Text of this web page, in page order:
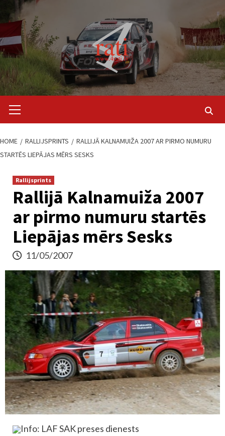
content
Menu
HOME RALLIJSPRINTS
RALLIJĀ KALNAMUIŽA 2007 AR PIRMO NUMURU
STARTĒS LIEPĀJAS MĒRS SESKS
Rallijsprints
Rallijā Kalnamuiža 2007
ar pirmo numuru startēs
Liepājas mērs Sesks
11/05/2007
Info: LAF SAK preses dienests